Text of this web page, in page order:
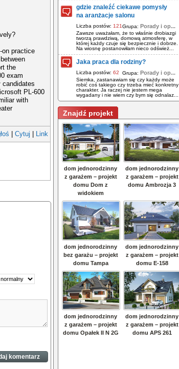
on practice
the
exam
candidates
PL-600
with
Cytuj Link
gdzie znaleźć ciekawe pomysły
na aranżacje salonu
Liczba postów: 121Grupa: Porady i op...
Zawsze uważałam, że to właśnie drobiazgi
tworzą prawdziwą, domową atmosferę, w
której każdy czuje się bezpiecznie i dobrze.
Na wiosnę postanowiłam nieco odśwież...
Jaka praca dla rodziny?
Liczba postów: 62 Grupa: Porady i op...
Siemka, zastanawiam się czy każdy może
robić coś takiego czy trzeba mieć konkretny
charakter. Ja raczej nie jestem mega
wygadany i nie wiem czy bym się odnalaz...
Znajdź projekt